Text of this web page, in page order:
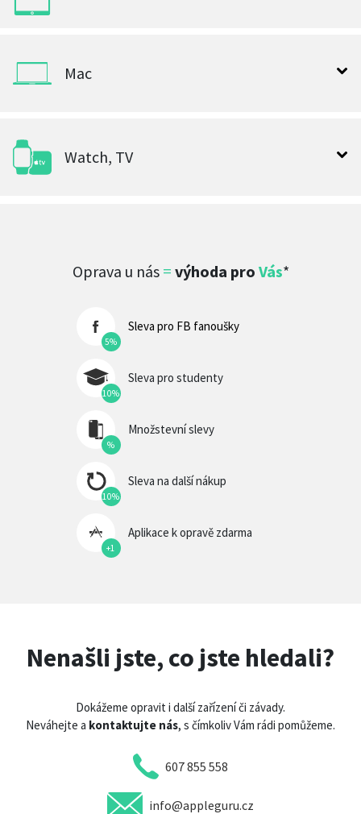
Mac
Watch, TV
Oprava u nás = výhoda pro Vás*
5%
Sleva pro FB fanoušky
10%
Sleva pro studenty
%
Množstevní slevy
10%
Sleva na další nákup
+1
Aplikace k opravě zdarma
Nenašli jste, co jste hledali?
Dokážeme opravit i další zařízení či závady.
Neváhejte a kontaktujte nás, s čímkoliv Vám rádi pomůžeme.
607 855 558
info@appleguru.cz